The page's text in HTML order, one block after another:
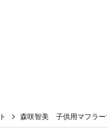
森咲智美 子供用マフラー